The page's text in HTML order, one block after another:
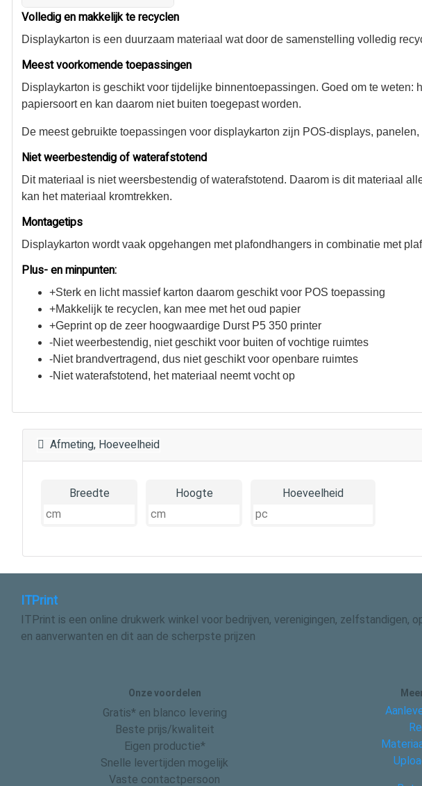
Volledig en makkelijk te recyclen
Displaykarton is een duurzaam materiaal wat door de samenstelling volledig
Meest voorkomende toepassingen
Displaykarton is geschikt voor tijdelijke binnentoepassingen. Goed om te
papiersoort en kan daarom niet buiten toegepast worden.
De meest gebruikte toepassingen voor displaykarton zijn POS-displays,
Niet weerbestendig of waterafstotend
Dit materiaal is niet weersbestendig of waterafstotend. Daarom is dit materiaal
kan het materiaal kromtrekken.
Montagetips
Displaykarton wordt vaak opgehangen met plafondhangers in combinatie met
Plus- en minpunten:
+Sterk en licht massief karton daarom geschikt voor POS toepassing
+Makkelijk te recyclen, kan mee met het oud papier
+Geprint op de zeer hoogwaardige Durst P5 350 printer
-Niet weerbestendig, niet geschikt voor buiten of vochtige ruimtes
-Niet brandvertragend, dus niet geschikt voor openbare ruimtes
-Niet waterafstotend, het materiaal neemt vocht op
Afmeting, Hoeveelheid
Breedte Hoogte Hoeveelheid
ITPrint
ITPrint is een online drukwerk winkel voor bedrijven, verenigingen,
en aanverwanten en dit aan de scherpste prijzen
Onze voordelen
Gratis* en blanco levering
Beste prijs/kwaliteit
Eigen productie*
Snelle levertijden mogelijk
Vaste contactpersoon